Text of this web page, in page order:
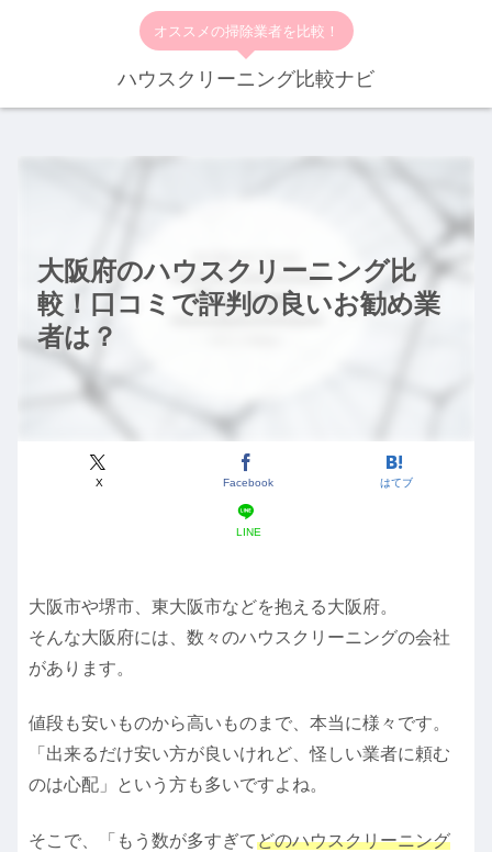
オススメの掃除業者を比較！
ハウスクリーニング比較ナビ
大阪府のハウスクリーニング比
較！口コミで評判の良いお勧め業
者は？
X Facebook はてブ
LINE
大阪市や堺市、東大阪市などを抱える大阪府。
そんな大阪府には、数々のハウスクリーニングの会社
があります。
値段も安いものから高いものまで、本当に様々です。
「出来るだけ安い方が良いけれど、怪しい業者に頼む
のは心配」という方も多いですよね。
そこで、「もう数が多すぎてどのハウスクリーニング